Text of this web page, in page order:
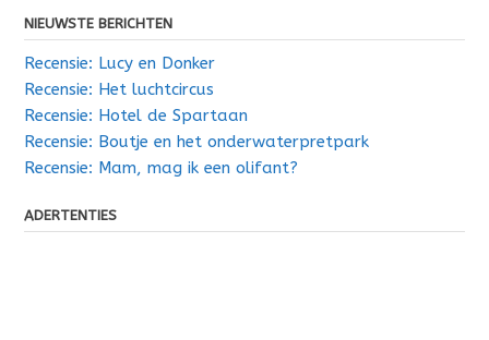
NIEUWSTE BERICHTEN
Recensie: Lucy en Donker
Recensie: Het luchtcircus
Recensie: Hotel de Spartaan
Recensie: Boutje en het onderwaterpretpark
Recensie: Mam, mag ik een olifant?
ADERTENTIES